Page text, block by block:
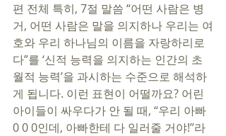
편 전체 특히, 7절 말씀 “어떤 사람은 병
거, 어떤 사람은 말을 의지하나 우리는 여
호와 우리 하나님의 이름을 자랑하리로
다”를 ‘신적 능력을 의지하는 인간의 초
월적 능력’을 과시하는 수준으로 해석하
게 됩니다. 이런 표현이 어떨까요? 어린
아이들이 싸우다가 안 될 때, “우리 아빠
0 0 0인데, 아빠한테 다 일러줄 거야!”라